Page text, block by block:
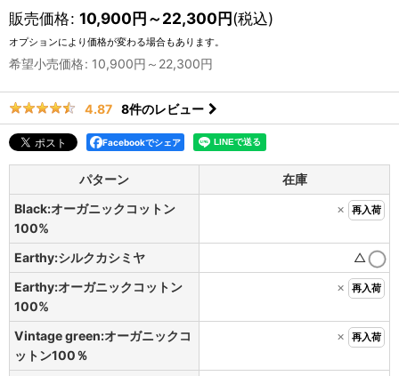
販売価格: 10,900円～22,300円(税込)
オプションにより価格が変わる場合もあります。
希望小売価格: 10,900円 ～22,300円
4.87 8件のレビュー
Facebookでシェア
パターン
在庫
Black:オーガニックコットン
100%
× 再入荷
Earthy:シルクカシミヤ
△
Earthy:オーガニックコットン
100%
× 再入荷
Vintage green:オーガニックコ
ットン100％
× 再入荷